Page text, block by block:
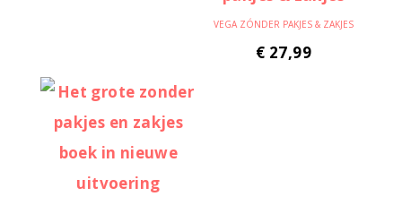
VEGA ZÓNDER PAKJES & ZAKJES
€ 27,99